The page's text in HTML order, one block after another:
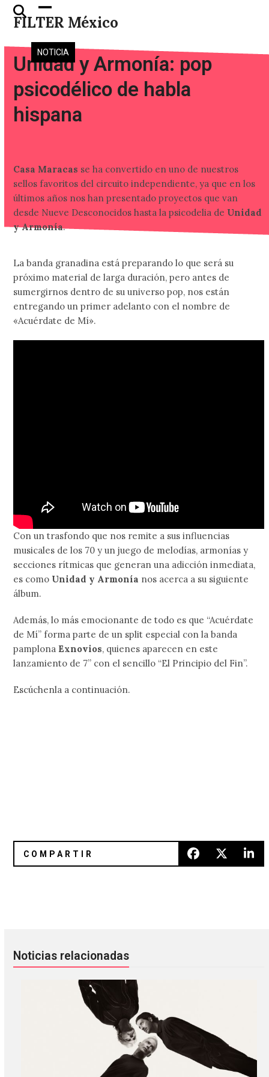
Skip
FILTER México
Open
mobile
menu
Close
mobile
menu
NOTICIA
Unidad y Armonía: pop
psicodélico de habla
hispana
Casa Maracas se ha convertido en uno de nuestros
sellos favoritos del circuito independiente, ya que en los
últimos años nos han presentado proyectos que van
desde Nueve Desconocidos hasta la psicodelia de Unidad
y Armonía.
La banda granadina está preparando lo que será su
próximo material de larga duración, pero antes de
sumergirnos dentro de su universo pop, nos están
entregando un primer adelanto con el nombre de
«Acuérdate de Mí».
Con un trasfondo que nos remite a sus influencias
musicales de los 70 y un juego de melodías, armonías y
secciones rítmicas que generan una adicción inmediata,
es como Unidad y Armonía nos acerca a su siguiente
álbum.
Además, lo más emocionante de todo es que “Acuérdate
de Mí” forma parte de un split especial con la banda
pamplona Exnovios, quienes aparecen en este
lanzamiento de 7” con el sencillo “El Principio del Fin”.
Escúchenla a continuación.
Noticias relacionadas